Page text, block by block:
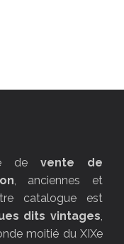
devente de
, anciennes et
catalogue est
dits vintages,
moitié du XIXe